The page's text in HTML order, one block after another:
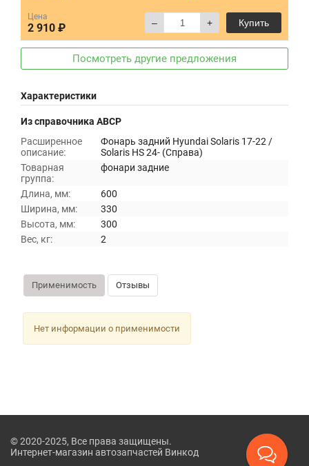
Цена
2 910 ₽ – + Купить
Посмотреть другие предложения
Характеристики
Из справочника ABCP
Расширенное
описание:
Фонарь задний Hyundai Solaris 17-22 /
Solaris HS 24- (Справа)
Товарная
группа:
фонари задние
Длина, мм:
600
Ширина, мм:
330
Высота, мм:
300
Вес, кг:
2
Применимость Отзывы
Нет информации о применимости
© 2020-2025, Все права защищены.
Интернет-магазин автозапчастей Винкод